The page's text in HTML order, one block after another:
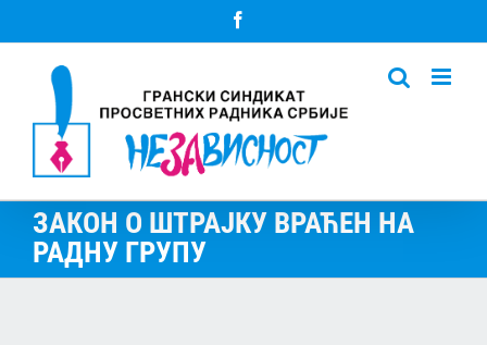
to
ЗАКОН О ШТРАЈКУ ВРАЋЕН НА
РАДНУ ГРУПУ